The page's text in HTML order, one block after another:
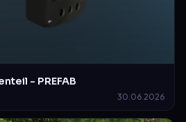
- PREFAB
30.06.2026